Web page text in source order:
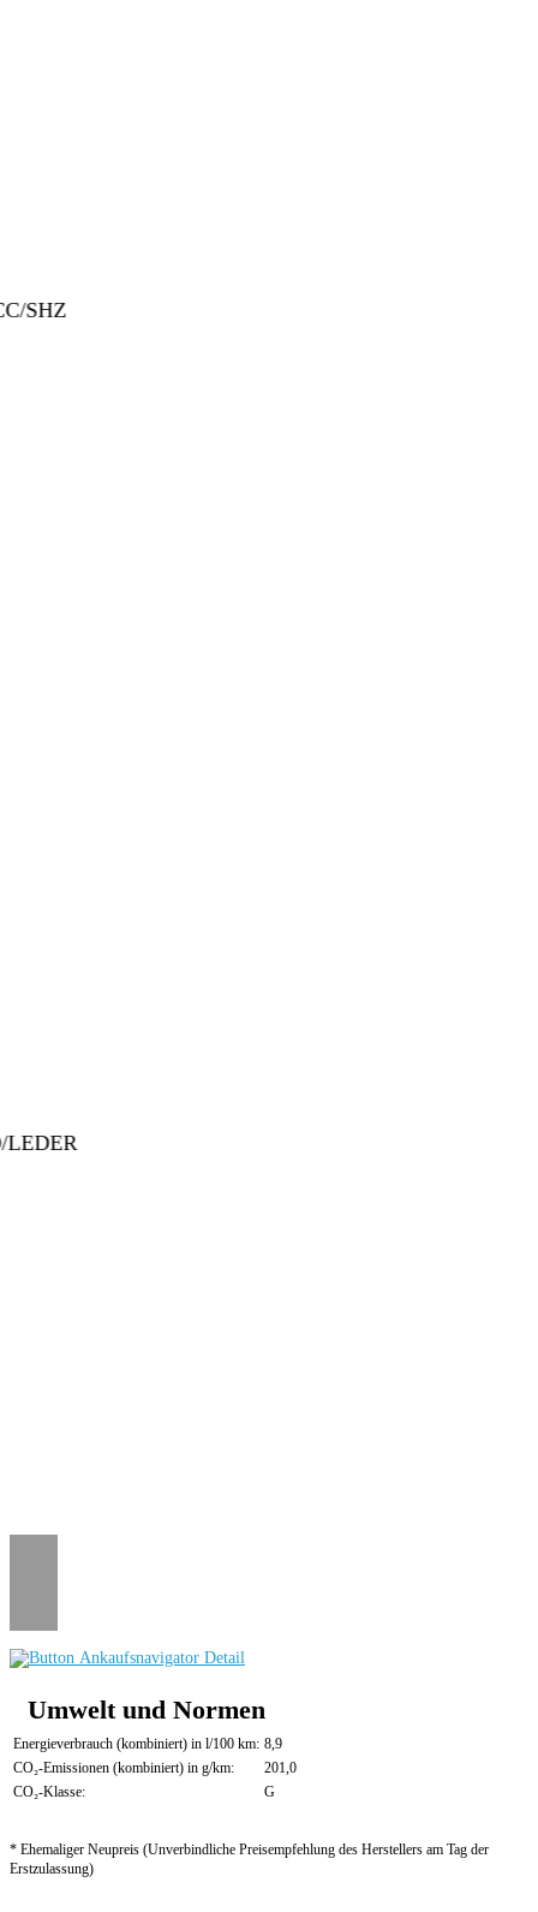
Umwelt und Normen
Energieverbrauch (kombiniert) in l/100 km: 8,9
CO₂-Emissionen (kombiniert) in g/km:
201,0
CO₂-Klasse:
G
* Ehemaliger Neupreis (Unverbindliche Preisempfehlung des Herstellers am Tag der
Erstzulassung)